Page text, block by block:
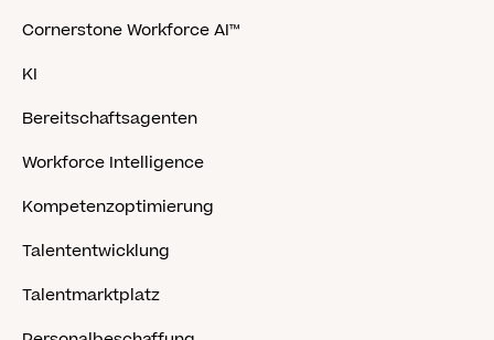
Cornerstone Workforce AI™
KI
Bereitschaftsagenten
Workforce Intelligence
Kompetenzoptimierung
Talententwicklung
Talentmarktplatz